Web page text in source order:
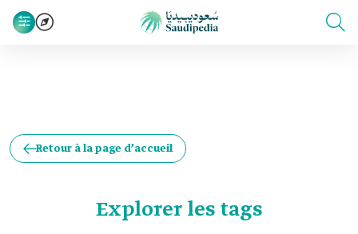
Retour à la page d’accueil
Explorer les tags